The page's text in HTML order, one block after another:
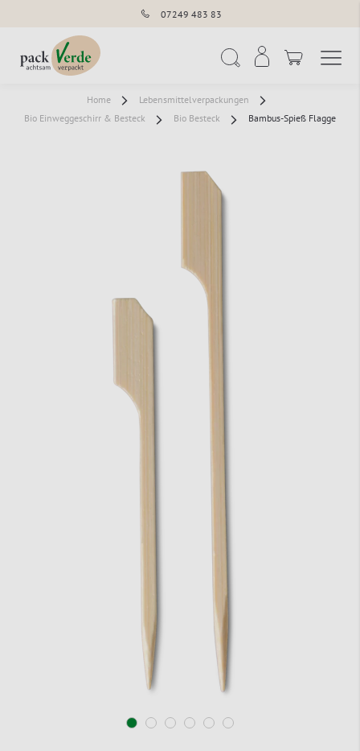
07249 483 83
Home
Lebensmittelverpackungen
Bio Einweggeschirr & Besteck
Bio Besteck Bambus-Spieß Flagge